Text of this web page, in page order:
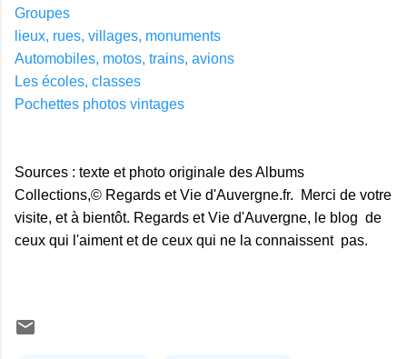
Groupes
lieux, rues, villages, monuments
Automobiles, motos, trains, avions
Les écoles, classes
Pochettes photos vintages
Sources : texte et photo originale des Albums
Collections,© Regards et Vie d'Auvergne.fr. Merci de votre
visite, et à bientôt. Regards et Vie d'Auvergne, le blog de
ceux qui l'aiment et de ceux qui ne la connaissent pas.